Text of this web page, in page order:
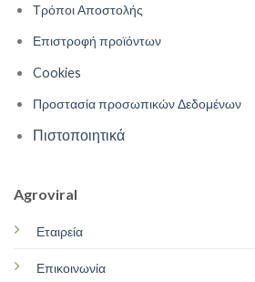
Τρόποι Αποστολής
Επιστροφή προϊόντων
Cookies
Προστασία προσωπικών Δεδομένων
Πιστοποιητικά
Agroviral
Εταιρεία
Επικοινωνία